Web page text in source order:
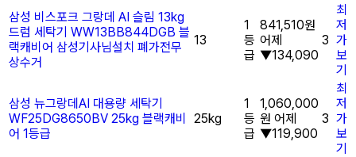
삼성 비스포크 그랑데 AI 슬림 13kg
드럼 세탁기 WW13BB844DGB 블
랙캐비어 삼성기사님설치 폐가전무
상수거
13
1
등
급
841,510원
어제
▼134,090
3
최
저
가
보
기
삼성 뉴그랑데AI 대용량 세탁기
WF25DG8650BV 25kg 블랙캐비
어 1등급
25kg
1
등
급
1,060,000
원 어제
▼119,900
3
최
저
가
보
기